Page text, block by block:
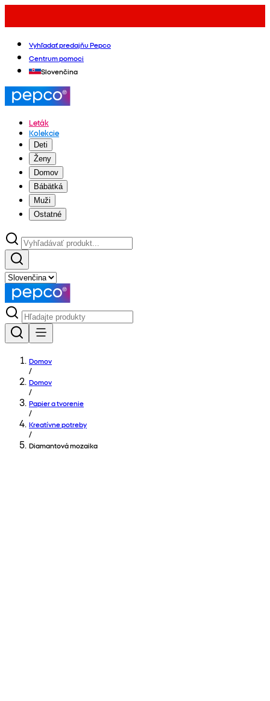
Vyhľadať predajňu Pepco
Centrum pomoci
Slovenčina
Leták
Kolekcie
Deti
Ženy
Domov
Bábätká
Muži
Ostatné
Domov
/
Domov
/
Papier a tvorenie
/
Kreatívne potreby
/
Diamantová mozaika